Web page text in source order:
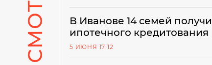
В Иванове 14 семей
ипотечного кредитования
5 ИЮНЯ 17:12